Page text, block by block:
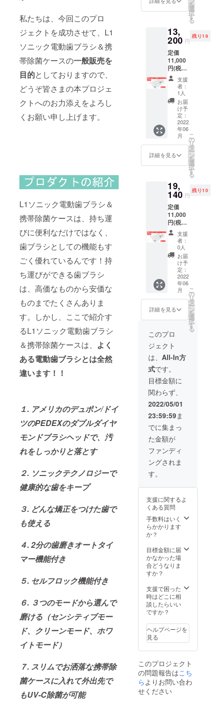
私たちは、今回このプロ
ジェクトを成功させて、L1
ソニック電動歯ブラシ＆携
帯除菌ケースの一般販売を
目的としておりますので、
どうぞ皆さまの本プロジェ
クトへのお力添えをよろし
くお願い申し上げます。
L1ソニック電動歯ブラシ＆
携帯除菌ケースは、持ち運
びに便利なだけではなく、
歯ブラシとしての機能もす
ごく優れているんです！持
ち運びができる歯ブラシ
は、高価なものから安価な
ものまでたくさんありま
す。しかし、ここで紹介す
るL1ソニック電動歯ブラシ
＆携帯除菌ケースは、 よく
ある電動歯ブラシとは全然
違います！！
１. アメリカのデュポン/ドイ
ツのPEDEXのダブルダイヤ
モンドブラシヘッドで、汚
れをしっかりと落とす
２. ソニックテクノロジーで
健康的な歯をキープ
３. どんな矯正をつけた歯で
も使える
４. 2分の歯磨きオートタイ
マー機能付き
５. セルフロック機能付き
６. ３つのモードから選んで
磨ける（センシティブモー
ド、クリーンモード、ホワ
イトモード）
７. スリムでお洒落な携帯除
菌ケースに入れて外出先で
もUV-C除菌が可能
（本
体）x 1
セラ
ミック
ホワイ
ト 専
用ブラ
シヘッ
ド × 2
充電ホ
ルダー
× 1 説明
定250個
パッ
内容：
セラ
ミック
ホワイ
ト 携
帯除菌
ケース
x １ セ
ラミッ
クホワ
イト
電動歯
ブラシ
（本
体）x 1
セラ
ミック
シヘッ
ド × 2
充電ホ
ルダー
× 1 説明
書
を
選
択
す
る
13,
200 円
残り19
定価
11,000
円(税込)
⇒お得
なセッ
ト割！
『40%
割引』
【2個
セッ
ト】
¥13,200
(税込)
限定2０
個 パッ
ケージ
セラ
ミック
ホワイ
ト 携
帯除菌
ケース
x １ セ
ラミッ
クホワ
イト
電動歯
ブラシ
（本
体）x 1
セラ
ミック
ホワイ
シヘッ
ド × 2
充電ホ
ルダー
× 1 説明
書 上記
パッ
ケージ
内容の2
つセッ
トで
す。
支援
者：
1人
お届
け予
定：
2022
年06
月
詳細を見る
こ
の
リ
タ
ー
ン
を
選
択
す
る
19,
140 円
残り10
定価
11,000
円(税込)
⇒さら
にお得
なセッ
ト割！
『42%
割引』
【3個
セッ
ト】
¥19,140
(税込)
限定1０
個 パッ
ケージ
内容：
セラ
ミック
ホワイ
ト 携
帯除菌
ケース
x １ セ
ラミッ
クホワ
イト
電動歯
ブラシ
（本
体）x 1
セラ
ミック
用ブラ
ド × 2
充電ホ
ルダー
× 1 説明
書 上記
ケージ
内容の3
つセッ
トで
支援
者：
0人
お届
け予
定：
2022
年06
月
詳細を見る
こ
の
リ
タ
ー
ン
を
選
択
す
る
このプロ
ジェクト
は、 All-In方
式です。
目標金額に
関わらず、
2022/05/01
23:59:59ま
でに集まっ
た金額が
ファンディ
ングされま
す。
支援に関するよ
くある質問
手数料はいく
らかかります
か？
目標金額に届
かなかった場
合どうなりま
すか？
支援で困った
時はどこに相
談したらいい
ですか？
ヘルプページを
見る
このプロジェクト
の問題報告はこち
ら よりお問い合わ
せください